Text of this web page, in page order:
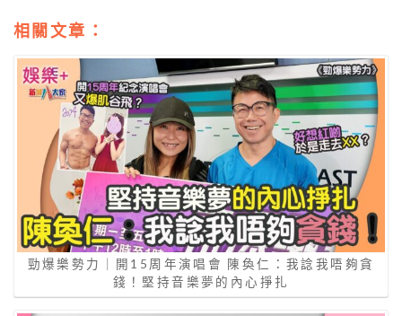
相關文章：
勁爆樂勢力｜開15周年演唱會 陳奐仁：我諗我唔夠貪
錢！堅持音樂夢的內心掙扎